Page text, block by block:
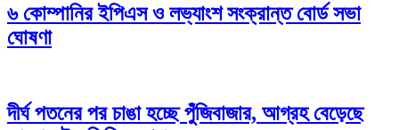
৬ কোম্পানির ইপিএস ও লভ্যাংশ সংক্রান্ত বোর্ড সভা
ঘোষণা
দীর্ঘ পতনের পর চাঙা হচ্ছে পুঁজিবাজার, আগ্রহ বেড়েছে